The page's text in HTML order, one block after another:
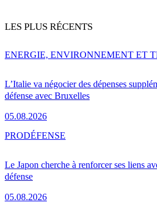
LES PLUS RÉCENTS
L’Italie va négocier des dépenses
défense avec Bruxelles
05.08.2026
ENERGIE, ENVIRONNEMENT ET
Le Japon cherche à renforcer ses liens
défense
05.08.2026
PRODÉFENSE